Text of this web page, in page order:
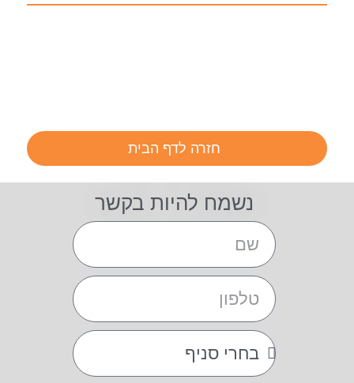
חזרה לדף הבית
נשמח להיות בקשר